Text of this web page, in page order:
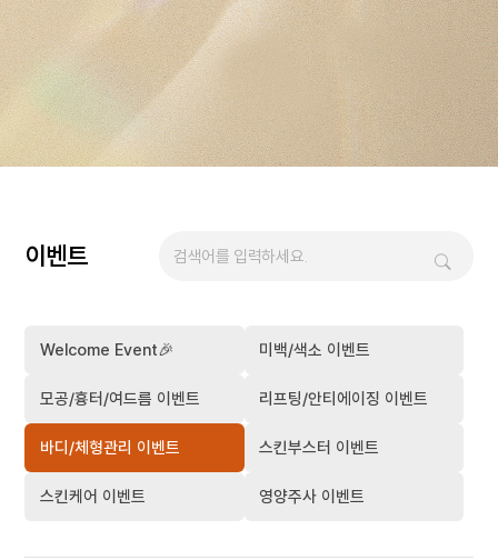
이벤트
Welcome Event🎉 미백/색소 이벤트
모공/흉터/여드름 이벤트 리프팅/안티에이징 이벤트
바디/체형관리 이벤트 스킨부스터 이벤트
스킨케어 이벤트 영양주사 이벤트